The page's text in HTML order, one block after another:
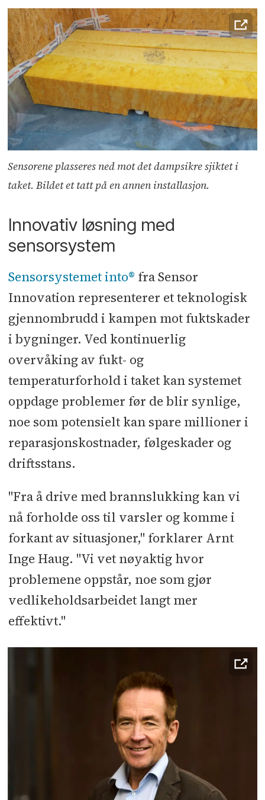
Sensorene plasseres ned mot det dampsikre sjiktet i
taket. Bildet et tatt på en annen installasjon.
Innovativ løsning med
sensorsystem
Sensorsystemet into® fra Sensor
Innovation representerer et teknologisk
gjennombrudd i kampen mot fuktskader
i bygninger. Ved kontinuerlig
overvåking av fukt- og
temperaturforhold i taket kan systemet
oppdage problemer før de blir synlige,
noe som potensielt kan spare millioner i
reparasjonskostnader, følgeskader og
driftsstans.
"Fra å drive med brannslukking kan vi
nå forholde oss til varsler og komme i
forkant av situasjoner," forklarer Arnt
Inge Haug. "Vi vet nøyaktig hvor
problemene oppstår, noe som gjør
vedlikeholdsarbeidet langt mer
effektivt."